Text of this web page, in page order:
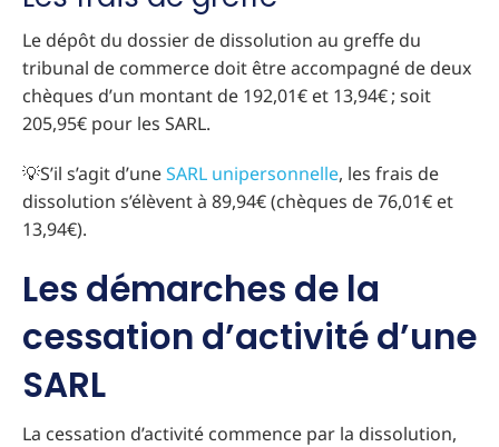
Le dépôt du dossier de dissolution au greffe du
tribunal de commerce doit être accompagné de deux
chèques d’un montant de 192,01€ et 13,94€ ; soit
205,95€ pour les SARL.
💡S’il s’agit d’uneSARL unipersonnelle, les frais de
dissolution s’élèvent à 89,94€ (chèques de 76,01€ et
13,94€).
Les démarches de la
cessation d’activité d’une
SARL
La cessation d’activité commence par la dissolution,